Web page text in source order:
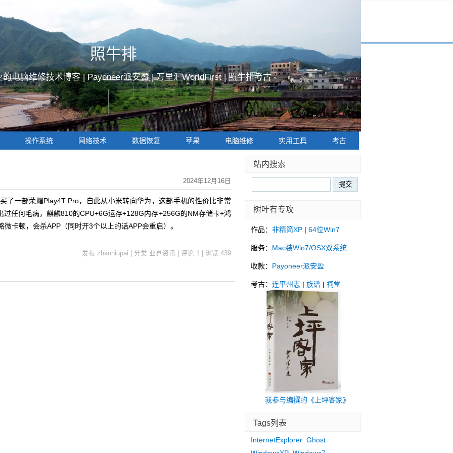
照牛排
的电脑维修技术博客 |Payoneer派安盈|万里汇WorldFirst|照牛排考古
操作系统 网络技术 数据恢复 苹果 电脑维修 实用工具 考古
2024年12月16日
一部荣耀Play4T Pro，自此从小米转向华为，这部手机的性价比非常
任何毛病，麒麟810的CPU+6G运存+128G内存+256G的NM存储卡+鸿
卡顿，会杀APP（同时开3个以上的话APP会重启）。
发布:zhaoniupai | 分类:业界资讯 | 评论:1 | 浏览:439
站内搜索
树叶有专攻
作品： 非精简XP| 64位Win7
服务： Mac装Win7/OSX双系统
收款： Payoneer派安盈
考古： 连平州志| 族谱| 祠堂
我参与编撰的《上坪客家》
Tags列表
InternetExplorer Ghost